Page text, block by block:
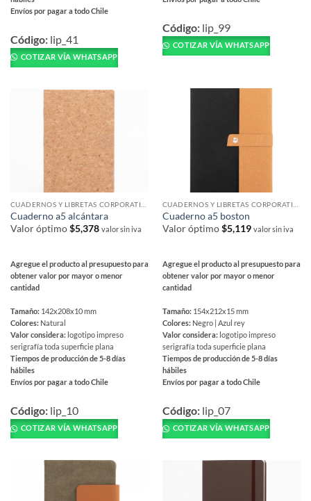
Envíos por pagar a todo Chile
producto
tiene
múltiples
opciones
de
producto
Código: lip_41
COTIZAR VÍA WHATSAPP
producto
tiene
múltiples
de
producto
Código: lip_99
COTIZAR VÍA WHATSAPP
Cuaderno a5 alcántara
Valor óptimo$5,378 valor sin iva
Agregue el producto al presupuesto para
obtener valor por mayor o menor
cantidad
Tamaño: 142x208x10 mm
Colores: Natural
Valor considera: logotipo impreso
serigrafía toda superficie plana
Tiempos de producción de 5-8 días
hábiles
Envíos por pagar a todo Chile
producto
tiene
múltiples
Código: lip_10
COTIZAR VÍA WHATSAPP
Cuaderno a5 boston
Valor óptimo$5,119 valor sin iva
Agregue el producto al presupuesto para
obtener valor por mayor o menor
cantidad
Tamaño: 154x212x15 mm
Colores: Negro | Azul rey
Valor considera: logotipo impreso
serigrafía toda superficie plana
Tiempos de producción de 5-8 días
hábiles
Envíos por pagar a todo Chile
producto
tiene
múltiples
Código: lip_07
COTIZAR VÍA WHATSAPP